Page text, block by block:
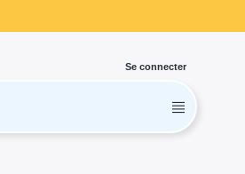
Se connecter